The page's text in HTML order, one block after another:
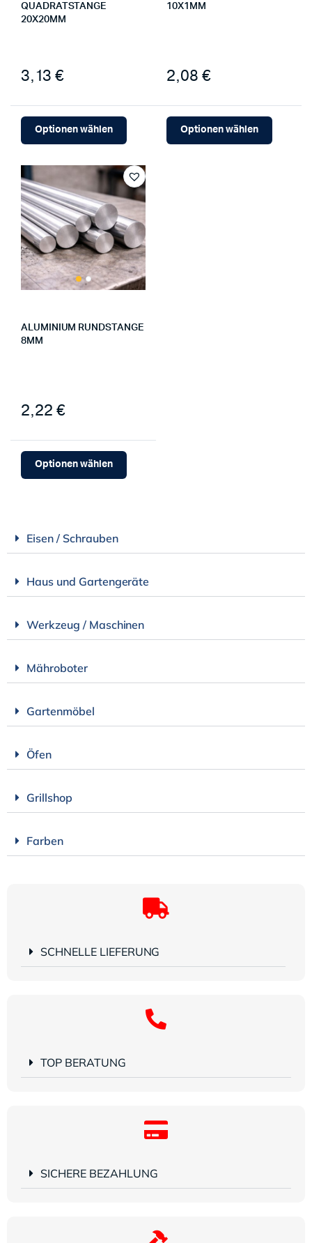
QUADRATSTANGE
20X20MM
3,13 €
Optionen wählen
10X1MM
2,08 €
Optionen wählen
ALUMINIUM RUNDSTANGE
8MM
2,22 €
Optionen wählen
Eisen / Schrauben
Haus und Gartengeräte
Werkzeug / Maschinen
Mähroboter
Gartenmöbel
Öfen
Grillshop
Farben
SCHNELLE LIEFERUNG
TOP BERATUNG
SICHERE BEZAHLUNG